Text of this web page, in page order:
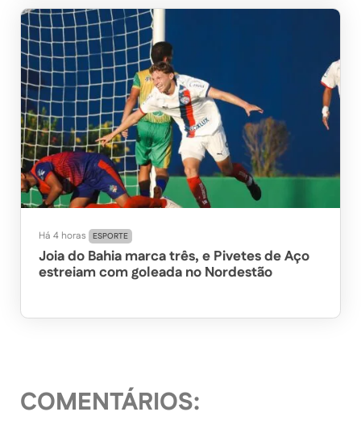
Há 4 horas ESPORTE
Joia do Bahia marca três, e Pivetes de Aço
estreiam com goleada no Nordestão
COMENTÁRIOS: